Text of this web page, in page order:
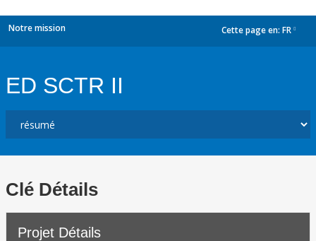
Notre mission Cette page en: FR
ED SCTR II
Clé Détails
Projet Détails